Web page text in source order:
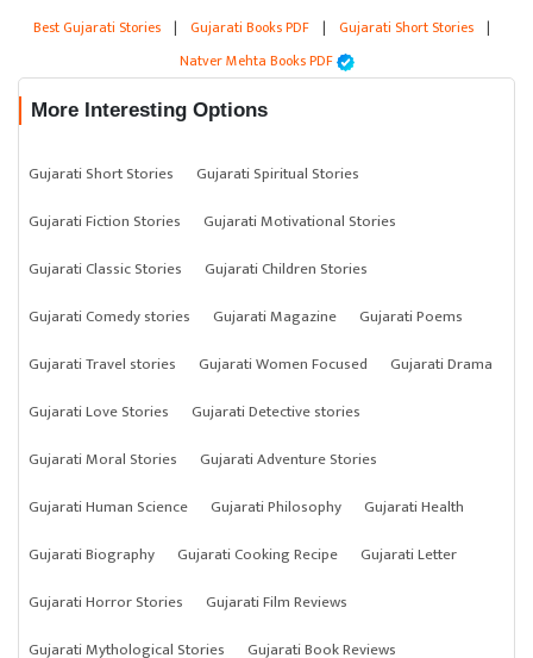
Best Gujarati Stories | Gujarati Books PDF | Gujarati Short Stories |
Natver Mehta Books PDF
More Interesting Options
Gujarati Short Stories
Gujarati Spiritual Stories
Gujarati Fiction Stories
Gujarati Motivational Stories
Gujarati Classic Stories
Gujarati Children Stories
Gujarati Comedy stories
Gujarati Magazine
Gujarati Poems
Gujarati Travel stories
Gujarati Women Focused
Gujarati Drama
Gujarati Love Stories
Gujarati Detective stories
Gujarati Moral Stories
Gujarati Adventure Stories
Gujarati Human Science
Gujarati Philosophy
Gujarati Health
Gujarati Biography
Gujarati Cooking Recipe
Gujarati Letter
Gujarati Horror Stories
Gujarati Film Reviews
Gujarati Mythological Stories
Gujarati Book Reviews